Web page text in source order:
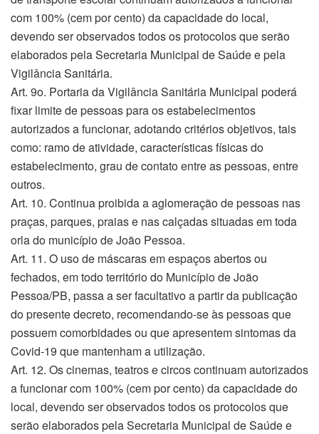
com 100% (cem por cento) da capacidade do local,
devendo ser observados todos os protocolos que serão
elaborados pela Secretaria Municipal de Saúde e pela
Vigilância Sanitária.
Art. 9o. Portaria da Vigilância Sanitária Municipal poderá
fixar limite de pessoas para os estabelecimentos
autorizados a funcionar, adotando critérios objetivos, tais
como: ramo de atividade, características físicas do
estabelecimento, grau de contato entre as pessoas, entre
outros.
Art. 10. Continua proibida a aglomeração de pessoas nas
praças, parques, praias e nas calçadas situadas em toda
orla do município de João Pessoa.
Art. 11. O uso de máscaras em espaços abertos ou
fechados, em todo território do Município de João
Pessoa/PB, passa a ser facultativo a partir da publicação
do presente decreto, recomendando-se às pessoas que
possuem comorbidades ou que apresentem sintomas da
Covid-19 que mantenham a utilização.
Art. 12. Os cinemas, teatros e circos continuam autorizados
a funcionar com 100% (cem por cento) da capacidade do
local, devendo ser observados todos os protocolos que
serão elaborados pela Secretaria Municipal de Saúde e